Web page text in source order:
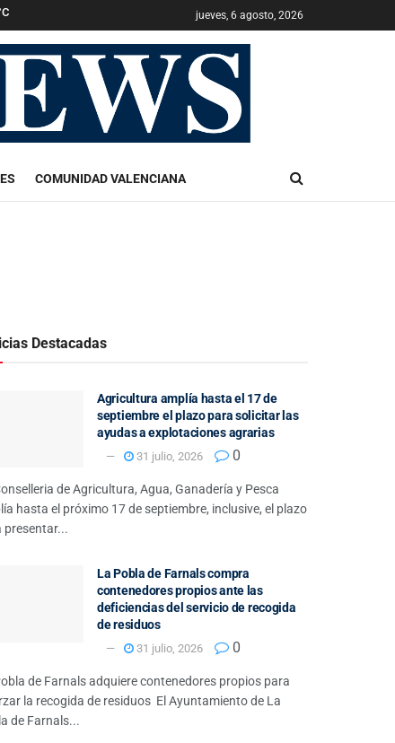
jueves, 6 agosto, 2026
COMUNIDAD VALENCIANA
Destacadas
Agricultura amplía hasta el 17 de
septiembre el plazo para solicitar las
ayudas a explotaciones agrarias
31 julio, 2026 0
de Agricultura, Agua, Ganadería y Pesca
hasta el próximo 17 de septiembre, inclusive, el plazo
presentar...
La Pobla de Farnals compra
contenedores propios ante las
deficiencias del servicio de recogida
de residuos
31 julio, 2026 0
de Farnals adquiere contenedores propios para
la recogida de residuos El Ayuntamiento de La
de Farnals...